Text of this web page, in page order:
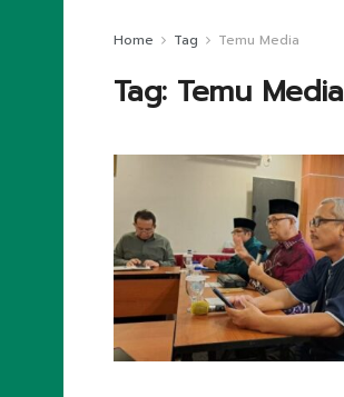
Home Tag Temu Media
Tag: Temu Media